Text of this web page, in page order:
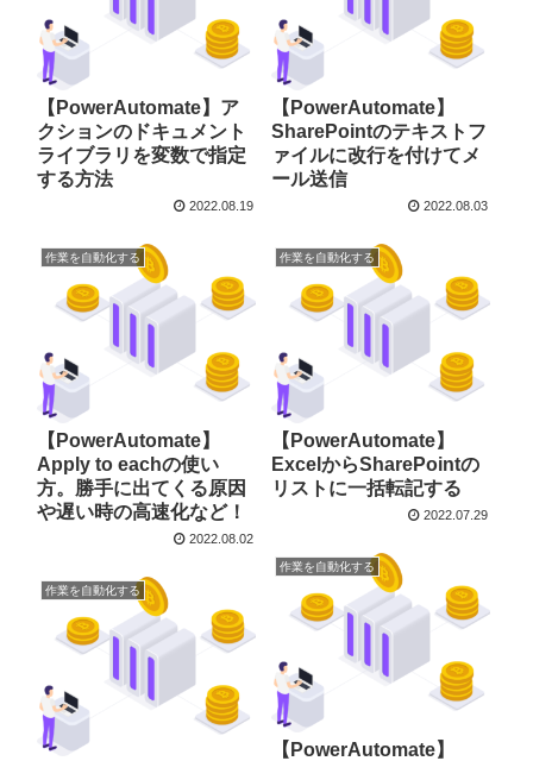
【PowerAutomate】ア
クションのドキュメント
ライブラリを変数で指定
する方法
2022.08.19
【PowerAutomate】
SharePointのテキストフ
ァイルに改行を付けてメ
ール送信
2022.08.03
作業を自動化する
【PowerAutomate】
Apply to eachの使い
方。勝手に出てくる原因
や遅い時の高速化など！
2022.08.02
作業を自動化する
【PowerAutomate】
ExcelからSharePointの
リストに一括転記する
2022.07.29
作業を自動化する
【PowerAutomate】
作業を自動化する